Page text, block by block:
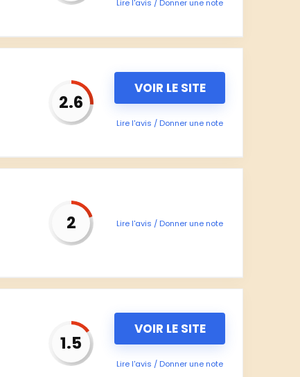
Lire l'avis / Donner une note
2.6
VOIR LE SITE
Lire l'avis / Donner une note
2 Lire l'avis / Donner une note
1.5
VOIR LE SITE
Lire l'avis / Donner une note